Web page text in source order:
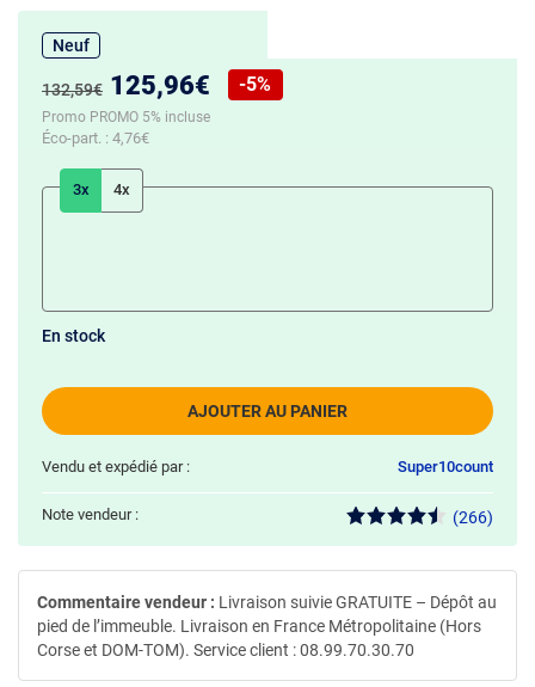
Neuf
Ancien prix :
132,59€ Nouveau prix :
125,96€
Réduction de :
-5%
Promo PROMO 5% incluse
Éco-part. : 4,76€
3x 4x
AJOUTER AU PANIER
En stock
Vendu et expédié par : Super10count
Note vendeur : (266)
Commentaire vendeur : Livraison suivie GRATUITE – Dépôt au
pied de l’immeuble. Livraison en France Métropolitaine (Hors
Corse et DOM-TOM). Service client : 08.99.70.30.70